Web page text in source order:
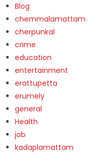
Blog
chemmalamattam
cherpunkal
crime
education
entertainment
erattupetta
erumely
general
Health
job
kadaplamattam